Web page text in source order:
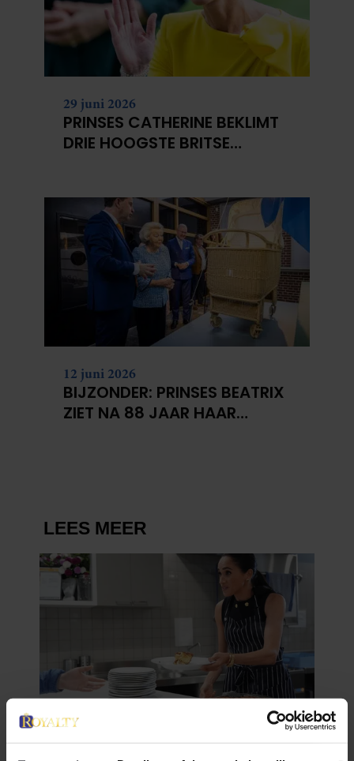
29 juni 2026
PRINSES CATHERINE BEKLIMT
DRIE HOOGSTE BRITSE
12 juni 2026
BIJZONDER: PRINSES BEATRIX
ZIET NA 88 JAAR HAAR